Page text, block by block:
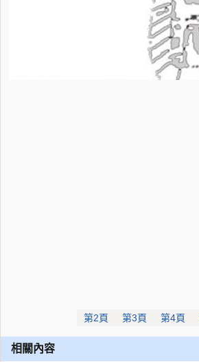
第2頁 第3頁 第4頁
相關內容